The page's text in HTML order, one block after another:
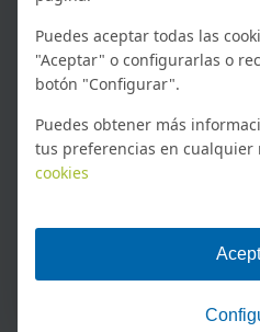
Facilitamos el
empresas a través de
calidad.
Ponemos al alcance de
las cualificaciones
demanda profesional.
40 local,
Puedes aceptar todas las
"Aceptar" o configurarlas o
botón "Configurar".
Puedes obtener más
tus preferencias en cualquier
cookies